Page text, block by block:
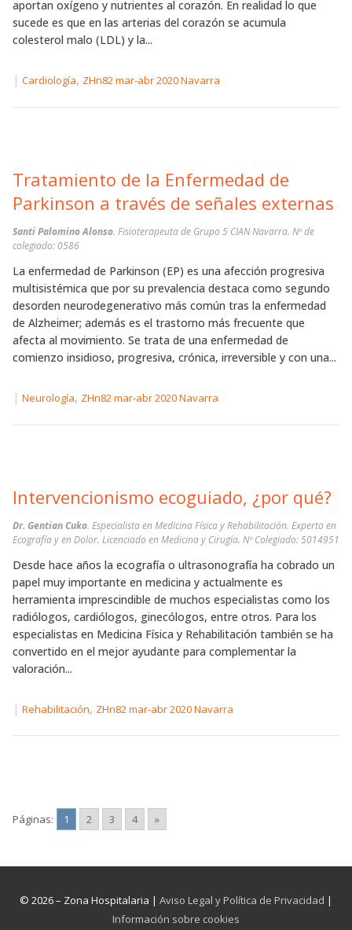
aportan oxígeno y nutrientes al corazón. En realidad lo que
sucede es que en las arterias del corazón se acumula
colesterol malo (LDL) y la...
| Cardiología, ZHn82 mar-abr 2020 Navarra
Tratamiento de la Enfermedad de
Parkinson a través de señales externas
Santi Palomino Alonso. Fisioterapeuta de Grupo 5 CIAN Navarra. Nº de
colegiado: 0586
La enfermedad de Parkinson (EP) es una afección progresiva
multisistémica que por su prevalencia destaca como segundo
desorden neurodegenerativo más común tras la enfermedad
de Alzheimer; además es el trastorno más frecuente que
afecta al movimiento. Se trata de una enfermedad de
comienzo insidioso, progresiva, crónica, irreversible y con una...
| Neurología, ZHn82 mar-abr 2020 Navarra
Intervencionismo ecoguiado, ¿por qué?
Dr. Gentian Cuko. Especialista en Medicina Física y Rehabilitación. Experto en
Ecografía y en Dolor. Licenciado en Medicina y Cirugía. Nº Colegiado: 5014951
Desde hace años la ecografía o ultrasonografía ha cobrado un
papel muy importante en medicina y actualmente es
herramienta imprescindible de muchos especialistas como los
radiólogos, cardiólogos, ginecólogos, entre otros. Para los
especialistas en Medicina Física y Rehabilitación también se ha
convertido en el mejor ayudante para complementar la
valoración...
| Rehabilitación, ZHn82 mar-abr 2020 Navarra
Páginas: 1 2 3 4 »
© 2026 – Zona Hospitalaria | Aviso Legal y Política de Privacidad |
Información sobre cookies